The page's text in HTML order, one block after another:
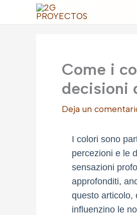
Come i
decisioni
Deja un
I colori sono
percezioni e le
sensazioni
approfonditi,
questo articolo,
influenzino le